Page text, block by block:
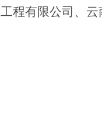
程有限公司、